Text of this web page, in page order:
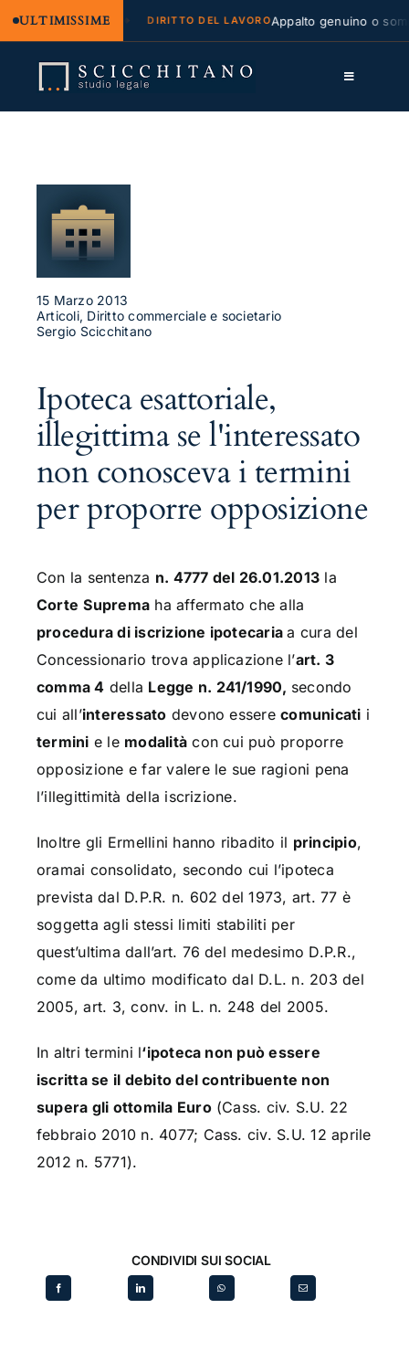
ULTIMISSIME
e regresso DIRITTO DEL LAVOROAppalto genuino o
contenuto
Toggle
Servizi
Approfondimenti
Contatti
15 Marzo 2013
Articoli, Diritto commerciale e societario
Sergio Scicchitano
Ipoteca esattoriale,
illegittima se l'interessato
non conosceva i termini
per proporre opposizione
Con la sentenza n. 4777 del 26.01.2013 la
Corte Suprema ha affermato che alla
procedura di iscrizione ipotecariaa cura del
Concessionario trova applicazione l’art. 3
comma 4 della Legge n. 241/1990, secondo
cui all’interessato devono esserecomunicati i
termini e le modalità con cui può proporre
opposizione e far valere le sue ragioni pena
l’illegittimità della iscrizione.
Inoltre gli Ermellini hanno ribadito il principio,
oramai consolidato, secondo cui l’ipoteca
prevista dal D.P.R. n. 602 del 1973, art. 77 è
soggetta agli stessi limiti stabiliti per
quest’ultima dall’art. 76 del medesimo D.P.R.,
come da ultimo modificato dal D.L. n. 203 del
2005, art. 3, conv. in L. n. 248 del 2005.
In altri termini l‘ipoteca non può essere
iscritta se il debito del contribuente non
supera gli ottomila Euro(Cass. civ. S.U. 22
febbraio 2010 n. 4077; Cass. civ. S.U. 12 aprile
2012 n. 5771).
CONDIVIDI SUI SOCIAL